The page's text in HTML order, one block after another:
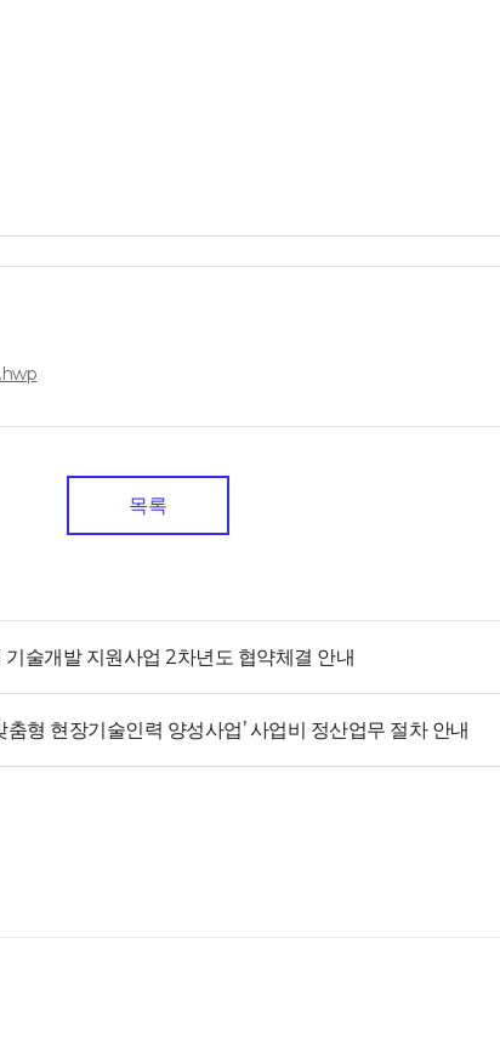
목록
술개발 지원사업 2차년도 협약체결 안내
형 현장기술인력 양성사업’ 사업비 정산업무 절차 안내